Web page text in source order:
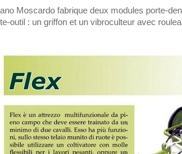
Moscardo fabrique deux modules porte-
outil : un griffon et un vibroculteur avec